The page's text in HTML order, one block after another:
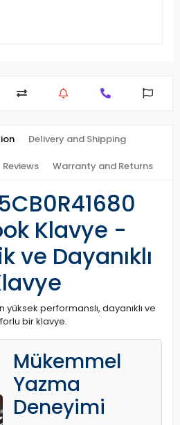
Delivery and Shipping
Reviews Warranty and Returns
Klavye -
ve Dayanıklı
yüksek performanslı, dayanıklı ve
bir klavye.
Mükemmel
Yazma
Deneyimi